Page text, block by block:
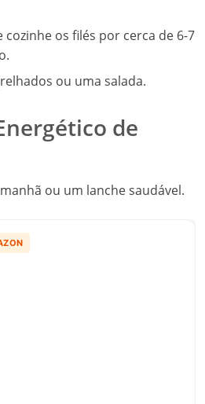
cozinhe os filés por cerca de 6-7
ou uma salada.
de
ou um lanche saudável.